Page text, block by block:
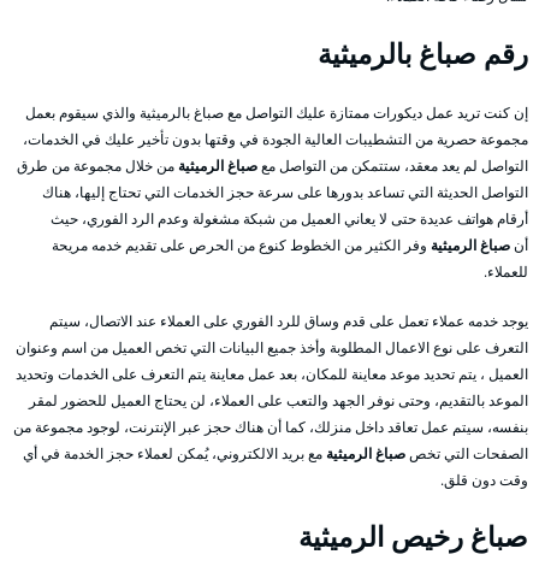
رقم صباغ بالرميثية
إن كنت تريد عمل ديكورات ممتازة عليك التواصل مع صباغ بالرميثية والذي سيقوم بعمل
مجموعة حصرية من التشطيبات العالية الجودة في وقتها بدون تأخير عليك في الخدمات،
التواصل لم يعد معقد، ستتمكن من التواصل معصباغ الرميثية من خلال مجموعة من طرق
التواصل الحديثة التي تساعد بدورها على سرعة حجز الخدمات التي تحتاج إليها، هناك
أرقام هواتف عديدة حتى لا يعاني العميل من شبكة مشغولة وعدم الرد الفوري، حيث
أنصباغ الرميثية وفر الكثير من الخطوط كنوع من الحرص على تقديم خدمه مريحة
للعملاء.
يوجد خدمه عملاء تعمل على قدم وساق للرد الفوري على العملاء عند الاتصال، سيتم
التعرف على نوع الاعمال المطلوبة وأخذ جميع البيانات التي تخص العميل من اسم وعنوان
العميل ، يتم تحديد موعد معاينة للمكان، بعد عمل معاينة يتم التعرف على الخدمات وتحديد
الموعد بالتقديم، وحتى نوفر الجهد والتعب على العملاء، لن يحتاج العميل للحضور لمقر
بنفسه، سيتم عمل تعاقد داخل منزلك، كما أن هناك حجز عبر الإنترنت، لوجود مجموعة من
الصفحات التي تخصصباغ الرميثية مع بريد الالكتروني، يُمكن لعملاء حجز الخدمة في أي
وقت دون قلق.
صباغ رخيص الرميثية